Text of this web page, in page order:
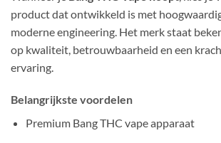
product dat ontwikkeld is met
moderne engineering. Het merk staat
op kwaliteit, betrouwbaarheid en een
ervaring.
Belangrijkste voordelen
Premium Bang THC vape apparaat